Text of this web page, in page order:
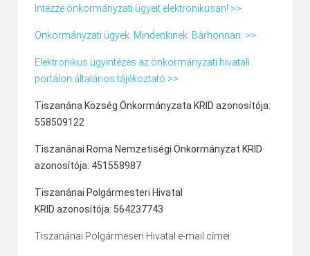
Intézze önkormányzati ügyeit elektronikusan! >>
Önkormányzati ügyek. Mindenkinek. Bárhonnan. >>
Elektronikus ügyintézés az önkormányzati hivatali
portálon általános tájékoztató >>
Tiszanána Község Önkormányzata KRID azonosítója:
558509122
Tiszanánai Roma Nemzetiségi Önkormányzat KRID
azonosítója: 451558987
Tiszanánai Polgármesteri Hivatal
KRID azonosítója: 564237743
Tiszanánai Polgármeseri Hivatal e-mail címei: